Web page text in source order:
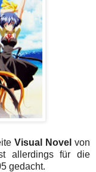
Visual Novel von
allerdings für die
gedacht.